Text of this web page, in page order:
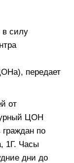
в силу
передает
от
ЦОН
граждан по
1Г. Часы
дни до